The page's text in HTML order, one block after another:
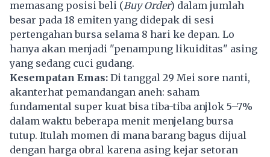
memasang posisi beli (Buy Order) dalam jumlah
besar pada 18 emiten yang didepak di sesi
pertengahan bursa selama 8 hari ke depan. Lo
hanya akan menjadi "penampung likuiditas" asing
yang sedang cuci gudang.
Kesempatan Emas: Di tanggal 29 Mei sore nanti,
akanterhat pemandangan aneh: saham
fundamental super kuat bisa tiba-tiba anjlok 5–7%
dalam waktu beberapa menit menjelang bursa
tutup. Itulah momen di mana barang bagus dijual
dengan harga obral karena asing kejar setoran